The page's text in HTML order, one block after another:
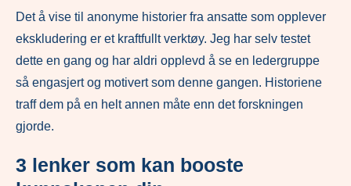
Det å vise til anonyme historier fra ansatte som opplever
ekskludering er et kraftfullt verktøy. Jeg har selv testet
dette en gang og har aldri opplevd å se en ledergruppe
så engasjert og motivert som denne gangen. Historiene
traff dem på en helt annen måte enn det forskningen
gjorde.
3 lenker som kan booste